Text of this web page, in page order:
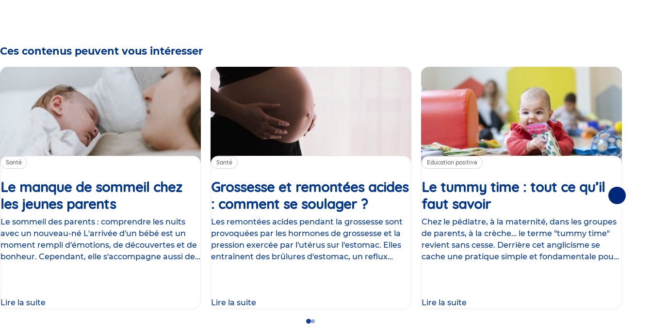
Ces contenus peuvent vous intéresser
Santé
Le manque de sommeil chez
les jeunes parentsArticle
Le sommeil des parents : comprendre les nuits
avec un nouveau-né L'arrivée d'un bébé est un
moment rempli d'émotions, de découvertes et de
bonheur. Cependant, elle s'accompagne aussi de
Lire la suite
Santé
Grossesse et remontées acides
: comment se soulager ?Article
Les remontées acides pendant la grossesse sont
provoquées par les hormones de grossesse et la
pression exercée par l'utérus sur l'estomac. Elles
entraînent des brûlures d'estomac, un reflux
Lire la suite
Education positive
Le tummy time : tout ce qu’il
faut savoirArticle
Chez le pédiatre, à la maternité, dans les groupes
de parents, à la crèche… le terme "tummy time"
revient sans cesse. Derrière cet anglicisme se
cache une pratique simple et fondamentale pour
Lire la suite
Suivantes
GoGo